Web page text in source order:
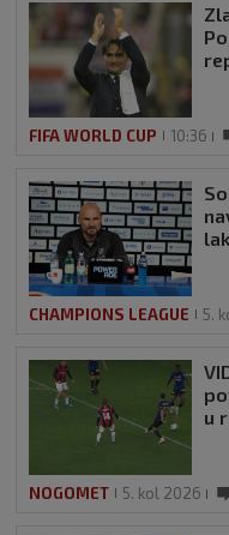
FIFA WORLD CUP 10:36
CHAMPIONS LEAGUE 5.
u
NOGOMET 5. kol 2026